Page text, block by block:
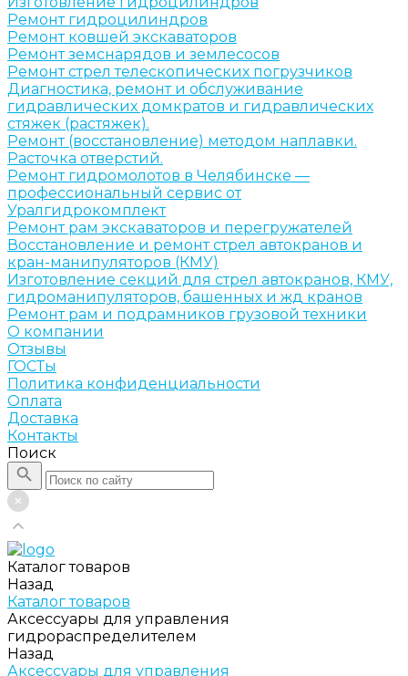
Ремонт гидроцилиндров
Ремонт ковшей экскаваторов
Ремонт земснарядов и землесосов
Ремонт стрел телескопических погрузчиков
Диагностика, ремонт и обслуживание
гидравлических домкратов и гидравлических
стяжек (растяжек).
Ремонт (восстановление) методом наплавки.
Расточка отверстий.
Ремонт гидромолотов в Челябинске —
профессиональный сервис от
Уралгидрокомплект
Ремонт рам экскаваторов и перегружателей
Восстановление и ремонт стрел автокранов и
кран-манипуляторов (КМУ)
Изготовление секций для стрел автокранов, КМУ,
гидроманипуляторов, башенных и жд кранов
Ремонт рам и подрамников грузовой техники
О компании
Отзывы
ГОСТы
Политика конфиденциальности
Оплата
Доставка
Контакты
Поиск
Каталог товаров
Назад
Каталог товаров
Аксессуары для управления
гидрораспределителем
Назад
Аксессуары для управления